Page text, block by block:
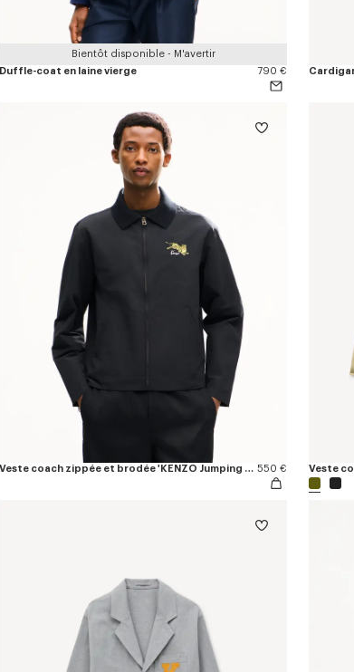
Bientôt disponible - M'avertir
Duffle-coat en laine vierge
790 €
Veste coach zippée et brodée 'KENZO Jumping Tiger' en coton mélangé 550 €